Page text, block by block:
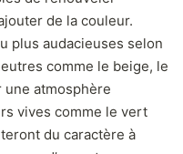
de la couleur.
plus audacieuses selon
comme le beige, le
atmosphère
vives comme le vert
du caractère à